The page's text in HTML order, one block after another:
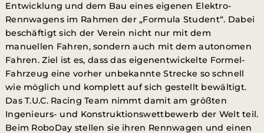
Entwicklung und dem Bau eines eigenen Elektro-
Rennwagens im Rahmen der „Formula Student“. Dabei
beschäftigt sich der Verein nicht nur mit dem
manuellen Fahren, sondern auch mit dem autonomen
Fahren. Ziel ist es, dass das eigenentwickelte Formel-
Fahrzeug eine vorher unbekannte Strecke so schnell
wie möglich und komplett auf sich gestellt bewältigt.
Das T.U.C. Racing Team nimmt damit am größten
Ingenieurs- und Konstruktionswettbewerb der Welt teil.
Beim RoboDay stellen sie ihren Rennwagen und einen